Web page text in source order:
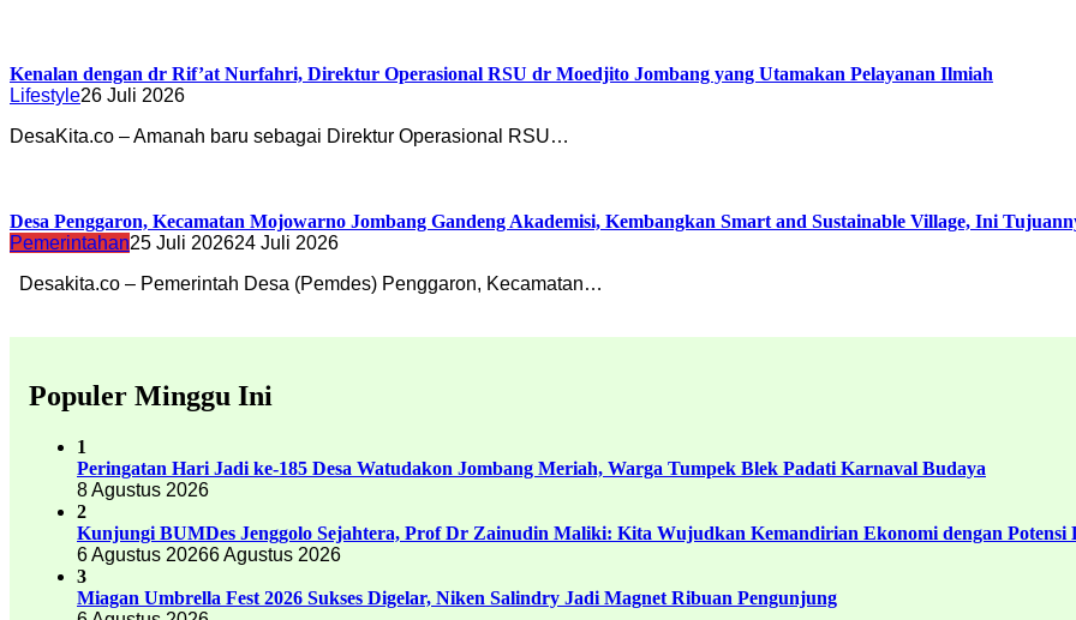
Kenalan dengan dr Rif’at Nurfahri, Direktur Operasional RSU dr Moedjito Jombang yang Utamakan Pelayanan Ilmiah
Lifestyle26 Juli 2026
DesaKita.co – Amanah baru sebagai Direktur Operasional RSU…
Desa Penggaron, Kecamatan Mojowarno Jombang Gandeng Akademisi, Kembangkan Smart and Sustainable Village, Ini
Pemerintahan25 Juli 202624 Juli 2026
Desakita.co – Pemerintah Desa (Pemdes) Penggaron, Kecamatan…
Populer Minggu Ini
1
Peringatan Hari Jadi ke-185 Desa Watudakon Jombang Meriah, Warga Tumpek Blek Padati Karnaval Budaya
8 Agustus 2026
2
Kunjungi BUMDes Jenggolo Sejahtera, Prof Dr Zainudin Maliki: Kita Wujudkan Kemandirian Ekonomi dengan Potensi
6 Agustus 20266 Agustus 2026
3
Miagan Umbrella Fest 2026 Sukses Digelar, Niken Salindry Jadi Magnet Ribuan Pengunjung